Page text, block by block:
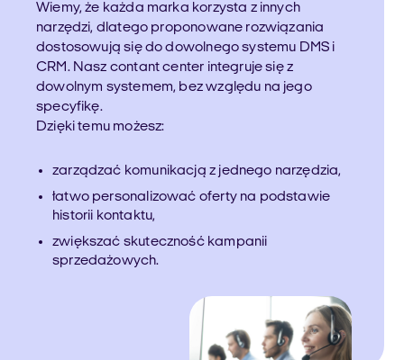
Wiemy, że każda marka korzysta z innych
narzędzi, dlatego proponowane rozwiązania
dostosowują się do dowolnego systemu DMS i
CRM. Nasz contant center integruje się z
dowolnym systemem, bez względu na jego
specyfikę.
Dzięki temu możesz:
zarządzać komunikacją z jednego narzędzia,
łatwo personalizować oferty na podstawie
historii kontaktu,
zwiększać skuteczność kampanii
sprzedażowych.